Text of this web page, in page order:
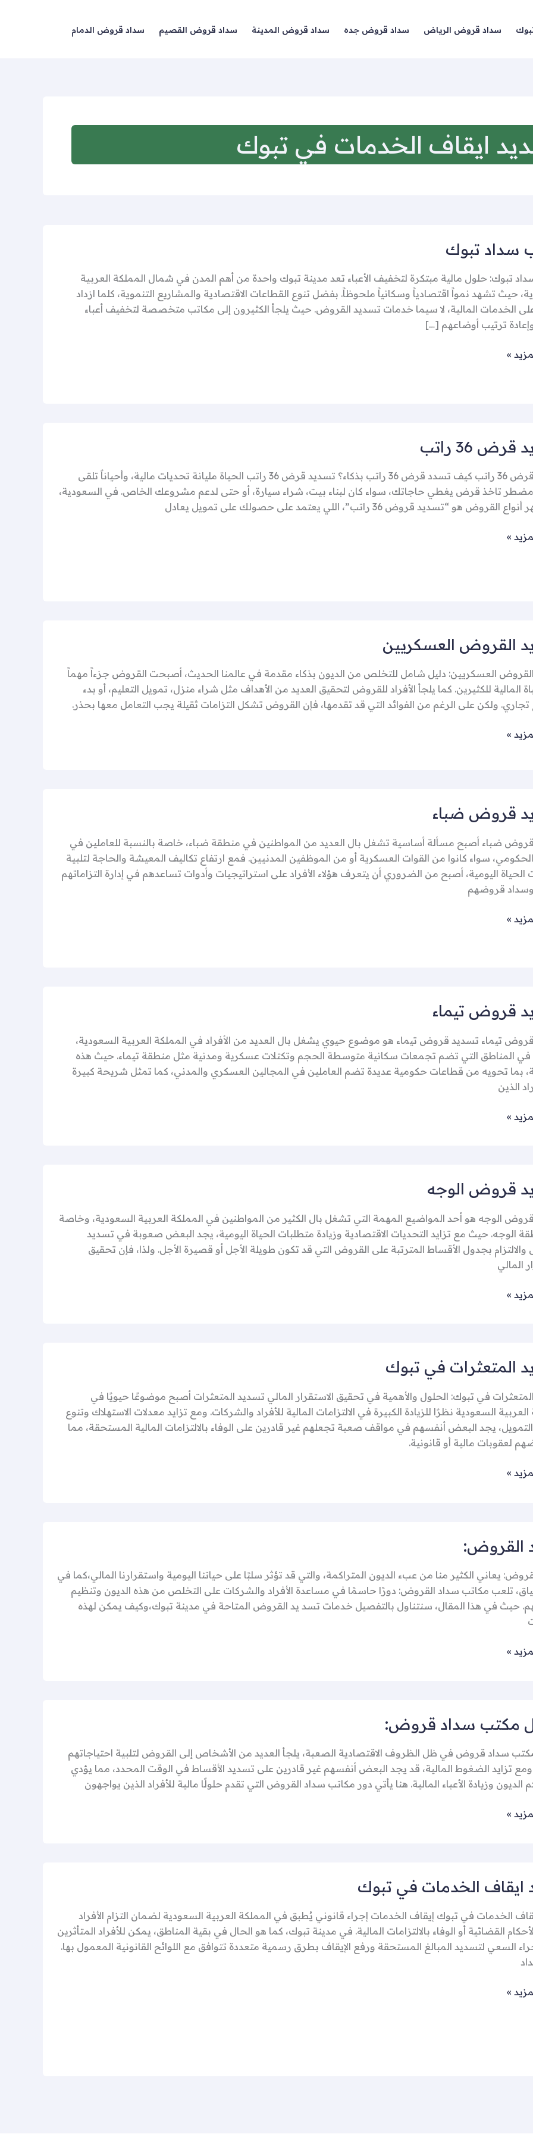
سداد قروض الرياض سداد قروض جده سداد قروض المدينة سداد قروض القصيم سداد قروض الدمام
ايقاف الخدمات في تبوك
سداد تبوك
تبوك: حلول مالية مبتكرة لتخفيف الأعباء تعد مدينة تبوك واحدة من أهم المدن في شمال المملكة العربية
حيث تشهد نمواً اقتصادياً وسكانياً ملحوظاً. بفضل تنوع القطاعات الاقتصادية والمشاريع التنموية، كلما ازداد
الخدمات المالية، لا سيما خدمات تسديد القروض. حيث يلجأ الكثيرون إلى مكاتب متخصصة لتخفيف أعباء
ترتيب أوضاعهم […]
»
36 راتب
تسديد قرض 36 راتب كيف تسدد قرض 36 راتب بذكاء؟ تسديد قرض 36 راتب الحياة مليانة تحديات مالية، وأحياناً تلقى
تاخذ قرض يغطي حاجاتك، سواء كان لبناء بيت، شراء سيارة، أو حتى لدعم مشروعك الخاص. في السعودية،
هو “تسديد قروض 36 راتب”، اللي يعتمد على حصولك على تمويل يعادل
»
القروض العسكريين
العسكريين: دليل شامل للتخلص من الديون بذكاء مقدمة في عالمنا الحديث، أصبحت القروض جزءاً مهماً
المالية للكثيرين. كما يلجأ الأفراد للقروض لتحقيق العديد من الأهداف مثل شراء منزل، تمويل التعليم، أو بدء
ولكن على الرغم من الفوائد التي قد تقدمها، فإن القروض تشكل التزامات ثقيلة يجب التعامل معها بحذر.
»
قروض ضباء
ضباء أصبح مسألة أساسية تشغل بال العديد من المواطنين في منطقة ضباء، خاصة بالنسبة للعاملين في
سواء كانوا من القوات العسكرية أو من الموظفين المدنيين. فمع ارتفاع تكاليف المعيشة والحاجة لتلبية
الحياة اليومية، أصبح من الضروري أن يتعرف هؤلاء الأفراد على استراتيجيات وأدوات تساعدهم في إدارة التزاماتهم
وسداد قروضهم
»
قروض تيماء
تيماء تسديد قروض تيماء هو موضوع حيوي يشغل بال العديد من الأفراد في المملكة العربية السعودية،
المناطق التي تضم تجمعات سكانية متوسطة الحجم وتكتلات عسكرية ومدنية مثل منطقة تيماء. حيث هذه
بما تحويه من قطاعات حكومية عديدة تضم العاملين في المجالين العسكري والمدني، كما تمثل شريحة كبيرة
الذين
»
قروض الوجه
الوجه هو أحد المواضيع المهمة التي تشغل بال الكثير من المواطنين في المملكة العربية السعودية، وخاصة
الوجه. حيث مع تزايد التحديات الاقتصادية وزيادة متطلبات الحياة اليومية، يجد البعض صعوبة في تسديد
بجدول الأقساط المترتبة على القروض التي قد تكون طويلة الأجل أو قصيرة الأجل. ولذا، فإن تحقيق
المالي
»
المتعثرات في تبوك
في تبوك: الحلول والأهمية في تحقيق الاستقرار المالي تسديد المتعثرات أصبح موضوعًا حيويًا في
العربية السعودية نظرًا للزيادة الكبيرة في الالتزامات المالية للأفراد والشركات. ومع تزايد معدلات الاستهلاك وتنوع
يجد البعض أنفسهم في مواقف صعبة تجعلهم غير قادرين على الوفاء بالالتزامات المالية المستحقة، مما
لعقوبات مالية أو قانونية.
»
القروض:
يعاني الكثير منا من عبء الديون المتراكمة، والتي قد تؤثر سلبًا على حياتنا اليومية واستقرارنا المالي،كما في
تلعب مكاتب سداد القروض: دورًا حاسمًا في مساعدة الأفراد والشركات على التخلص من هذه الديون وتنظيم
حيث في هذا المقال، سنتناول بالتفصيل خدمات تسد يد القروض المتاحة في مدينة تبوك،وكيف يمكن لهذه
»
مكتب سداد قروض:
سداد قروض في ظل الظروف الاقتصادية الصعبة، يلجأ العديد من الأشخاص إلى القروض لتلبية احتياجاتهم
ومع تزايد الضغوط المالية، قد يجد البعض أنفسهم غير قادرين على تسديد الأقساط في الوقت المحدد، مما يؤدي
الديون وزيادة الأعباء المالية. هنا يأتي دور مكاتب سداد القروض التي تقدم حلولًا مالية للأفراد الذين يواجهون
»
ايقاف الخدمات في تبوك
الخدمات في تبوك إيقاف الخدمات إجراء قانوني يُطبق في المملكة العربية السعودية لضمان التزام الأفراد
القضائية أو الوفاء بالالتزامات المالية. في مدينة تبوك، كما هو الحال في بقية المناطق، يمكن للأفراد المتأثرين
السعي لتسديد المبالغ المستحقة ورفع الإيقاف بطرق رسمية متعددة تتوافق مع اللوائح القانونية المعمول بها.
»